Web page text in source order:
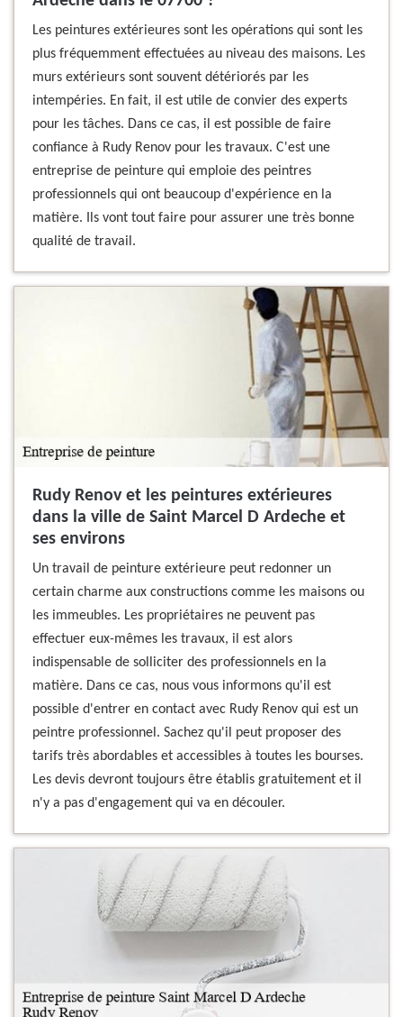
Les peintures extérieures sont les opérations qui sont les
plus fréquemment effectuées au niveau des maisons. Les
murs extérieurs sont souvent détériorés par les
intempéries. En fait, il est utile de convier des experts
pour les tâches. Dans ce cas, il est possible de faire
confiance à Rudy Renov pour les travaux. C'est une
entreprise de peinture qui emploie des peintres
professionnels qui ont beaucoup d'expérience en la
matière. Ils vont tout faire pour assurer une très bonne
qualité de travail.
Rudy Renov et les peintures extérieures
dans la ville de Saint Marcel D Ardeche et
ses environs
Un travail de peinture extérieure peut redonner un
certain charme aux constructions comme les maisons ou
les immeubles. Les propriétaires ne peuvent pas
effectuer eux-mêmes les travaux, il est alors
indispensable de solliciter des professionnels en la
matière. Dans ce cas, nous vous informons qu'il est
possible d'entrer en contact avec Rudy Renov qui est un
peintre professionnel. Sachez qu'il peut proposer des
tarifs très abordables et accessibles à toutes les bourses.
Les devis devront toujours être établis gratuitement et il
n'y a pas d'engagement qui va en découler.